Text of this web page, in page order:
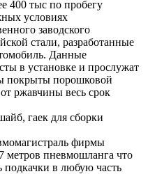
400 тыс по пробегу
условиях
заводского
стали, разработанные
Данные
в установке и прослужат
покрыты порошковой
ржавчины весь срок
гаек для сборки
фирмы
метров пневмошланга что
подкачки в любую часть